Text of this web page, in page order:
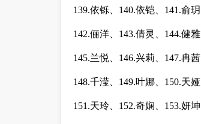
139.依铄、140.依铠、141.俞玥
142.俪洋、143.倩灵、144.健雅
145.兰悦、146.兴莉、147.冉茜
148.千滢、149.叶娜、150.天娅
151.天玲、152.奇娴、153.妍坤